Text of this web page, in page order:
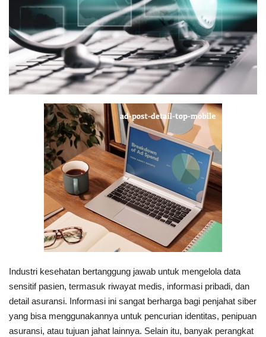
Digital Marketing
The Lounge
Industri kesehatan bertanggung jawab untuk mengelola data
sensitif pasien, termasuk riwayat medis, informasi pribadi, dan
detail asuransi. Informasi ini sangat berharga bagi penjahat siber
yang bisa menggunakannya untuk pencurian identitas, penipuan
asuransi, atau tujuan jahat lainnya. Selain itu, banyak perangkat